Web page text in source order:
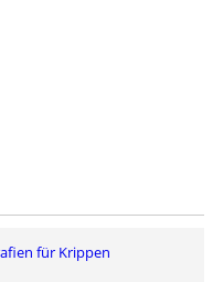
für Krippen